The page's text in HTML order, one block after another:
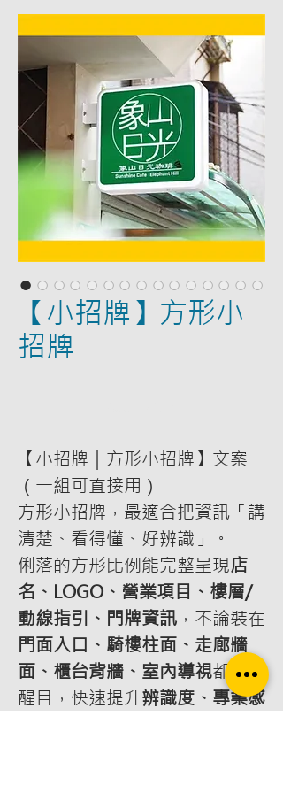
【小招牌】方形小
招牌
【小招牌｜方形小招牌】文案
（一組可直接用）
方形小招牌，最適合把資訊「講
清楚、看得懂、好辨識」。
俐落的方形比例能完整呈現店
名、LOGO、營業項目、樓層/
動線指引、門牌資訊 ，不論裝在
門面入口、騎樓柱面、走廊牆
面、櫃台背牆、室內導視都非常
醒目，快速提升辨識度、專業感